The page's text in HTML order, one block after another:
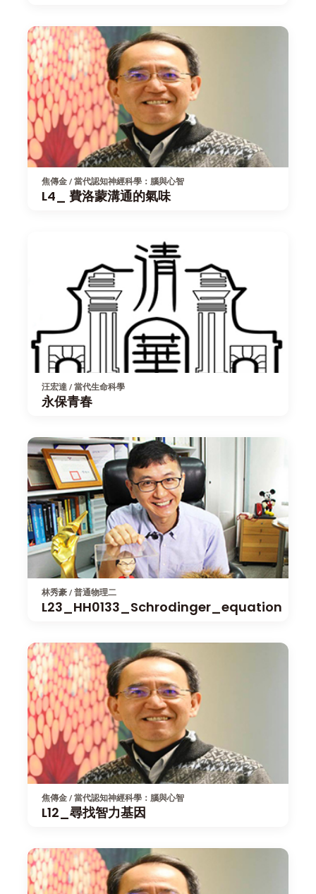
焦傳金 / 當代認知神經科學：腦與心智
L4_ 費洛蒙溝通的氣味
汪宏達 / 當代生命科學
永保青春
林秀豪 / 普通物理二
L23_HH0133_Schrodinger_equation
焦傳金 / 當代認知神經科學：腦與心智
L12_尋找智力基因